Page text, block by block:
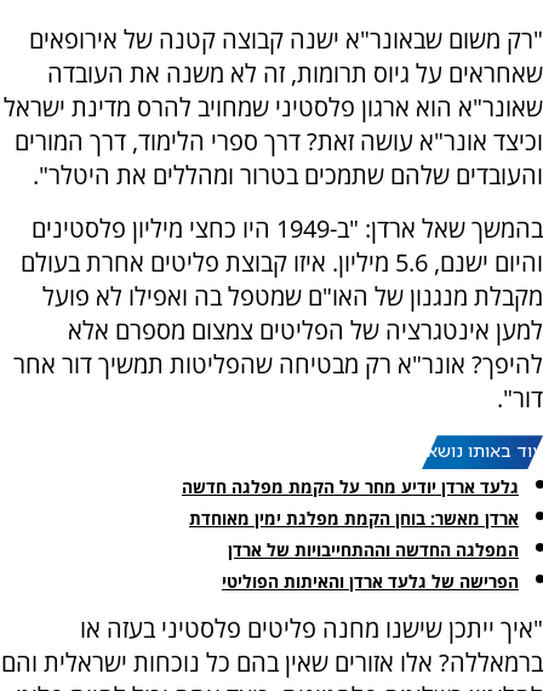
"רק משום שבאונר"א ישנה קבוצה קטנה של אירופאים
שאחראים על גיוס תרומות, זה לא משנה את העובדה
שאונר"א הוא ארגון פלסטיני שמחויב להרס מדינת ישראל
וכיצד אונר"א עושה זאת? דרך ספרי הלימוד, דרך המורים
והעובדים שלהם שתמכים בטרור ומהללים את היטלר".
בהמשך שאל ארדן: "ב-1949 היו כחצי מיליון פלסטינים
והיום ישנם, 5.6 מיליון. איזו קבוצת פליטים אחרת בעולם
מקבלת מנגנון של האו"ם שמטפל בה ואפילו לא פועל
למען אינטגרציה של הפליטים צמצום מספרם אלא
להיפך? אונר"א רק מבטיחה שהפליטות תמשיך דור אחר
דור".
עוד באותו נושא:
גלעד ארדן יודיע מחר על הקמת מפלגה חדשה
ארדן מאשר: בוחן הקמת מפלגת ימין מאוחדת
המפלגה החדשה וההתחייבויות של ארדן
הפרישה של גלעד ארדן והאיתות הפוליטי
"איך ייתכן שישנו מחנה פליטים פלסטיני בעזה או
ברמאללה? אלו אזורים שאין בהם כל נוכחות ישראלית והם